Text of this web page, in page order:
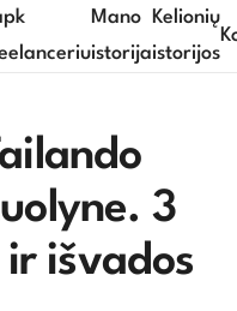
Mano
istorija
Kelionių
istorijos
3
išvados